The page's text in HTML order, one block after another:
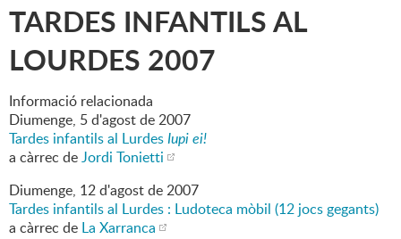
TARDES INFANTILS AL
LOURDES 2007
Informació relacionada
Diumenge, 5d'agostde2007
Tardes infantils al LurdesIupi ei!
a càrrec deJordi Tonietti
Diumenge, 12d'agostde2007
Tardes infantils al Lurdes : Ludoteca mòbil (12 jocs gegants)
a càrrec de La Xarranca